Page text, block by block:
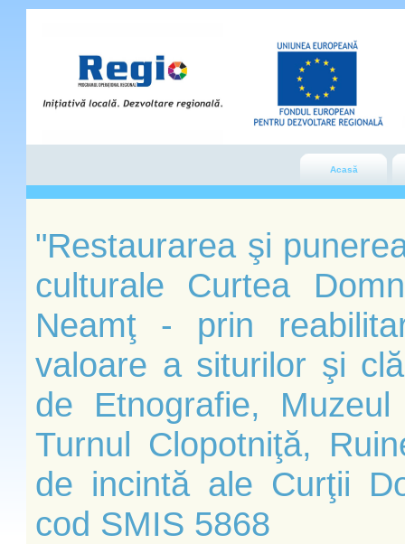
Acasă
"Restaurarea şi
culturale Curtea
Neamţ - prin
valoare a siturilor şi
de Etnografie,
Turnul Clopotniţă,
de incintă ale Curţii
cod SMIS 5868